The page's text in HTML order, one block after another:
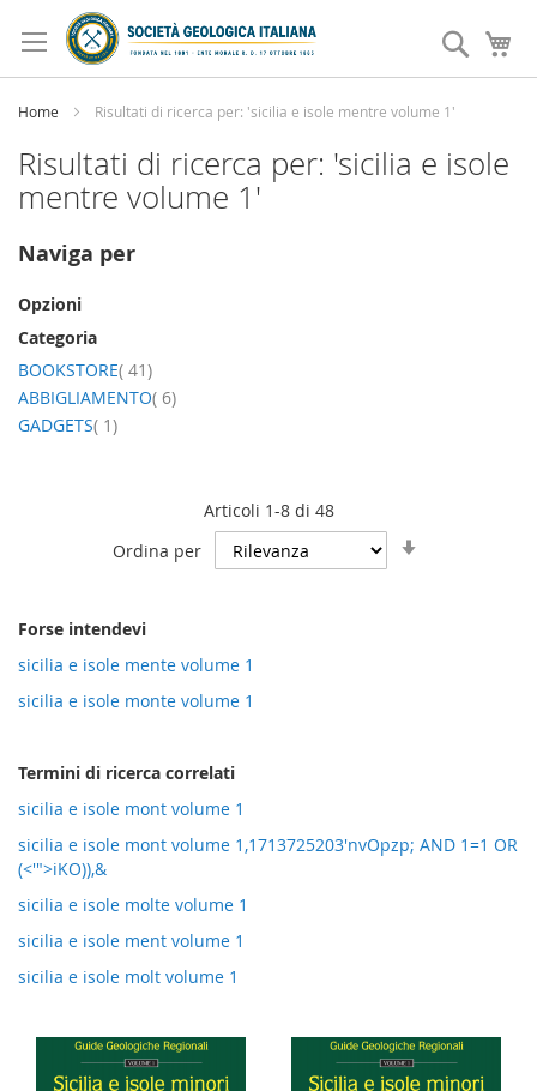
al
contenuto
Search
Home Risultati di ricerca per: 'sicilia e isole mentre volume 1'
Risultati di ricerca per: 'sicilia e isole
mentre volume 1'
Articoli 1-8di 48
Ordina per
Forse intendevi
sicilia e isole mente volume 1
sicilia e isole monte volume 1
Termini di ricerca correlati
sicilia e isole mont volume 1
sicilia e isole mont volume 1,1713725203'nvOpzp; AND 1=1 OR
(<'">iKO)),&
sicilia e isole molte volume 1
sicilia e isole ment volume 1
sicilia e isole molt volume 1
Naviga per
Opzioni
Categoria
BOOKSTORE 41elemento
ABBIGLIAMENTO 6elemento
GADGETS 1elemento